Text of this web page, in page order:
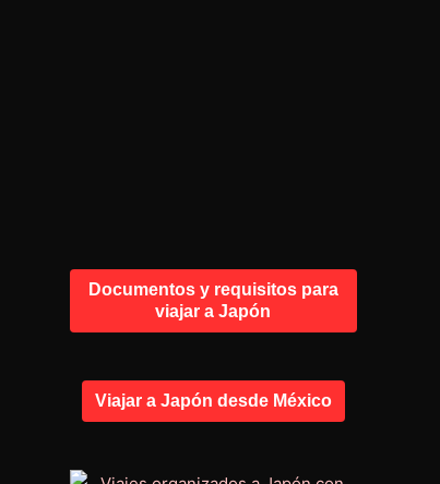
Documentos y requisitos para
viajar a Japón
Viajar a Japón desde México